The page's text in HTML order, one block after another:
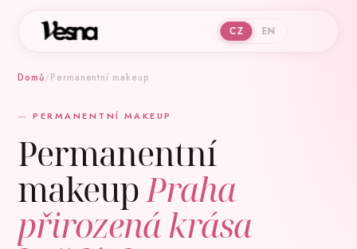
CZ EN
Domů/Permanentní makeup
PERMANENTNÍ MAKEUP
Permanentní
makeupPraha
přirozená krása